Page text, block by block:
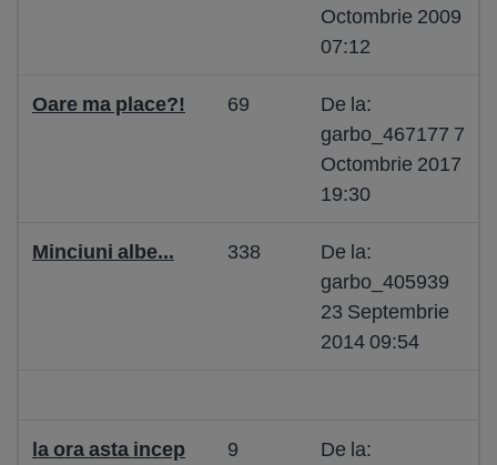
Octombrie 2009
07:12
Oare ma place?! 69
De la:
garbo_467177 7
Octombrie 2017
19:30
Minciuni albe... 338
De la:
garbo_405939
23 Septembrie
2014 09:54
la ora asta incep
9
De la: